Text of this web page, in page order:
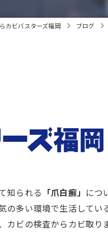
カビバスターズ福岡 ブログ
知られる 「爪白癬」 につ
多い環境で生活してい
ビの検査からカビ取